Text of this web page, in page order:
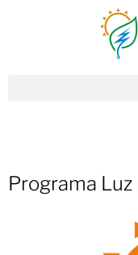
Programa Luz